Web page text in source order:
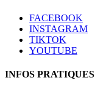
FACEBOOK
INSTAGRAM
TIKTOK
YOUTUBE
INFOS PRATIQUES